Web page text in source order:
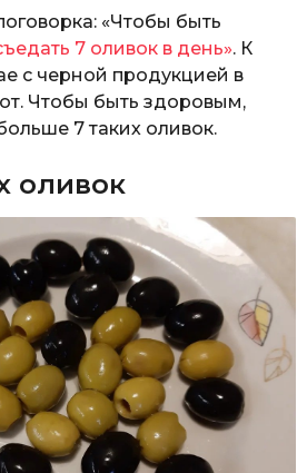
«Чтобы быть
7 оливок в день». К
с черной продукцией в
Чтобы быть здоровым,
7 таких оливок.
оливок